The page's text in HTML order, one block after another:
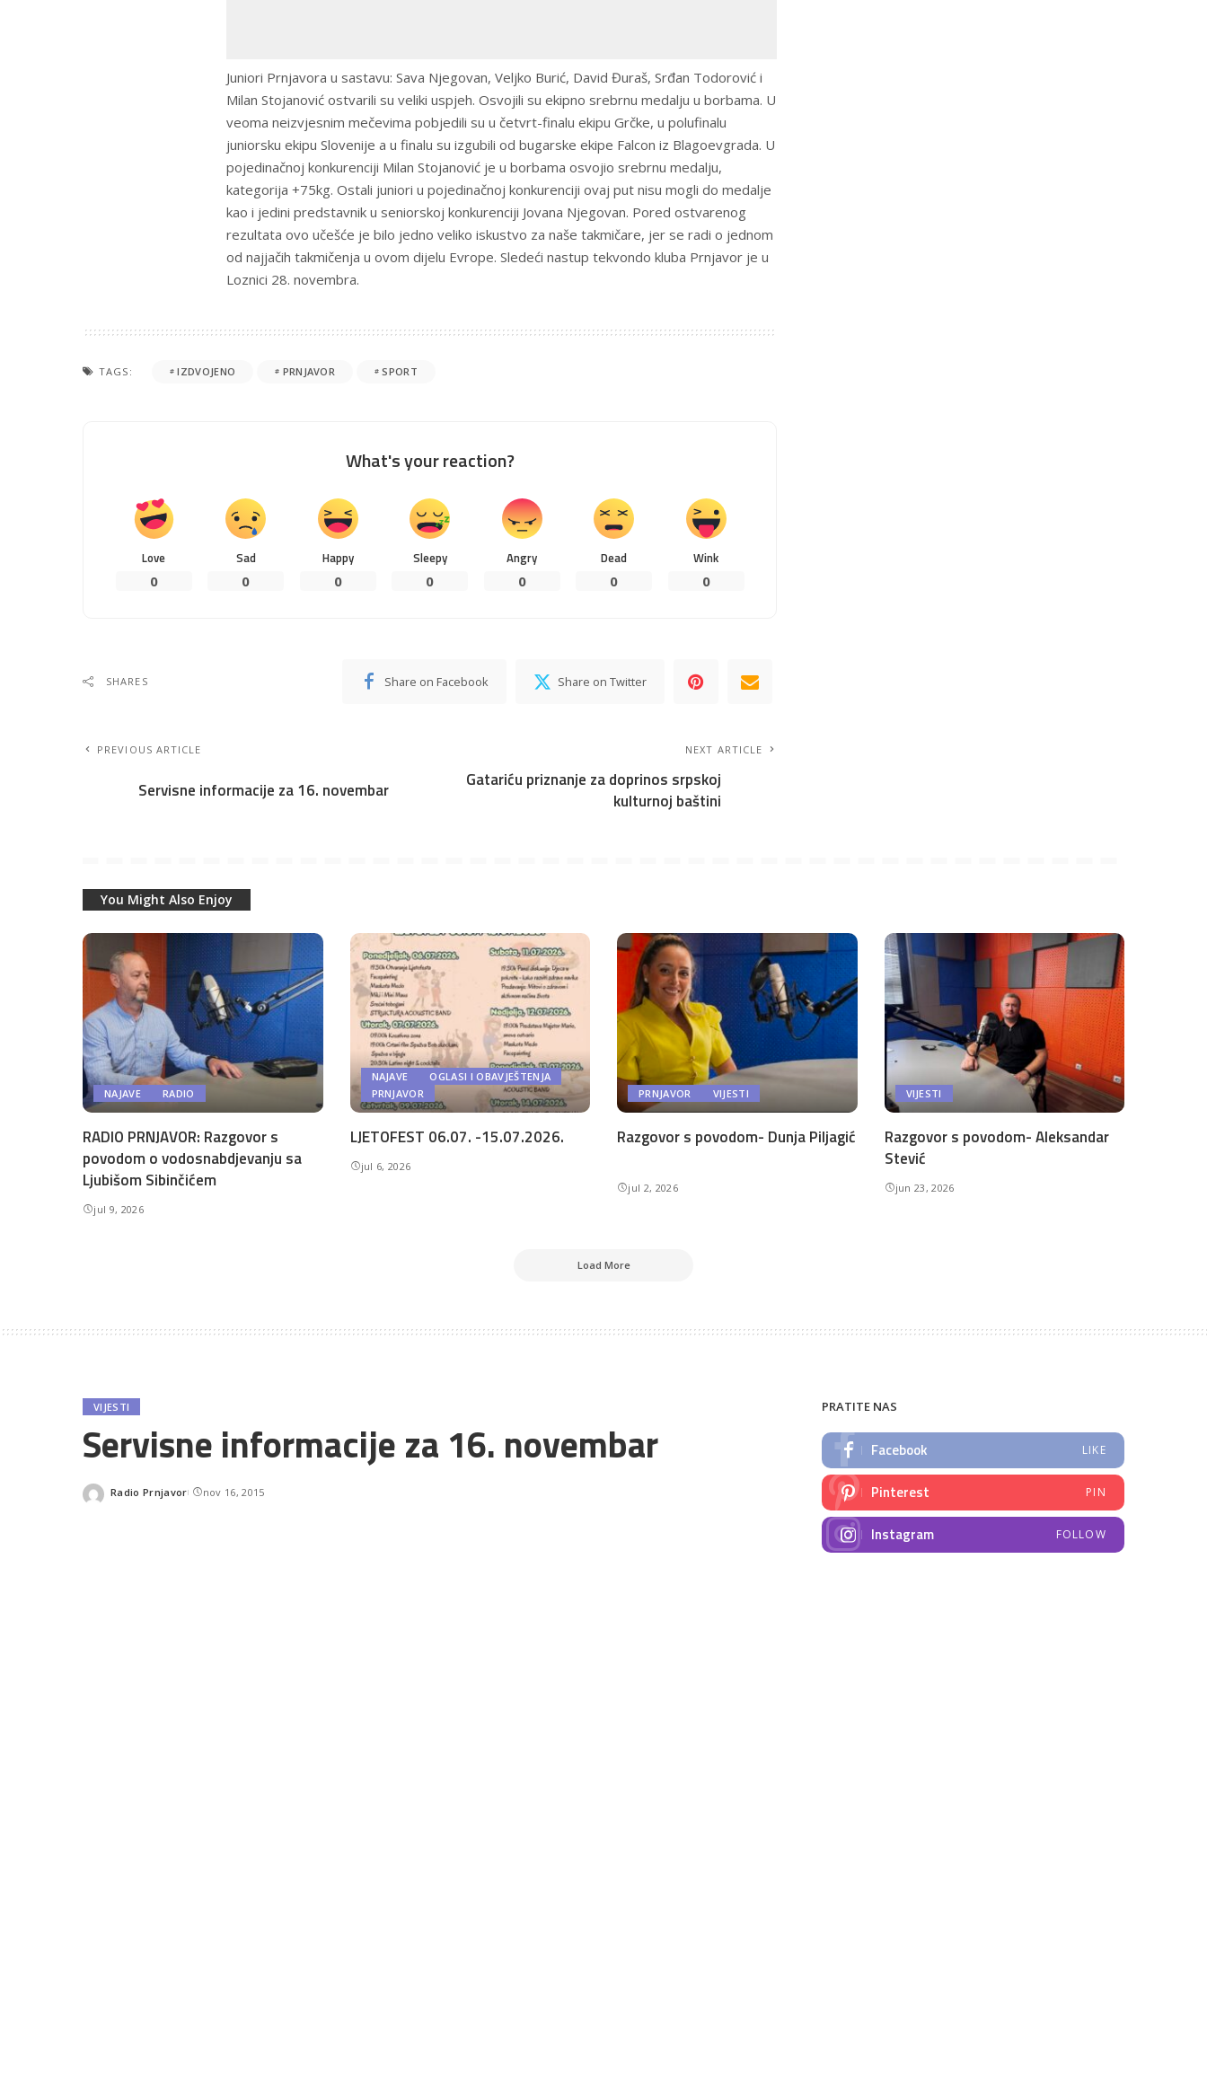
Juniori Prnjavora u sastavu: Sava Njegovan, Veljko Burić, David Đuraš, Srđan Todorović i
Milan Stojanović ostvarili su veliki uspjeh. Osvojili su ekipno srebrnu medalju u borbama. U
veoma neizvjesnim mečevima pobjedili su u četvrt-finalu ekipu Grčke, u polufinalu
juniorsku ekipu Slovenije a u finalu su izgubili od bugarske ekipe Falcon iz Blagoevgrada. U
pojedinačnoj konkurenciji Milan Stojanović je u borbama osvojio srebrnu medalju,
kategorija +75kg. Ostali juniori u pojedinačnoj konkurenciji ovaj put nisu mogli do medalje
kao i jedini predstavnik u seniorskoj konkurenciji Jovana Njegovan. Pored ostvarenog
rezultata ovo učešće je bilo jedno veliko iskustvo za naše takmičare, jer se radi o jednom
od najjačih takmičenja u ovom dijelu Evrope. Sledeći nastup tekvondo kluba Prnjavor je u
Loznici 28. novembra.
TAGS: IZDVOJENO PRNJAVOR SPORT
What's your reaction?
Love
0
Sad
0
Happy
0
Sleepy
0
Angry
0
Dead
0
Wink
0
SHARES Share on Facebook Share on Twitter
PREVIOUS ARTICLE
Servisne informacije za 16. novembar
NEXT ARTICLE
Gatariću priznanje za doprinos srpskoj
kulturnoj baštini
You Might Also Enjoy
NAJAVE RADIO
RADIO PRNJAVOR: Razgovor s
povodom o vodosnabdjevanju sa
Ljubišom Sibinčićem
jul 9, 2026
NAJAVE
OGLASI I OBAVJEŠTENJA
PRNJAVOR
LJETOFEST 06.07. -15.07.2026.
jul 6, 2026
PRNJAVOR VIJESTI
Razgovor s povodom- Dunja Piljagić
jul 2, 2026
VIJESTI
Razgovor s povodom- Aleksandar
Stević
jun 23, 2026
Load More
VIJESTI
Servisne informacije za 16. novembar
Posted
Radio Prnjavor nov 16, 2015
PRATITE NAS
Facebook LIKE
Pinterest PIN
Instagram FOLLOW